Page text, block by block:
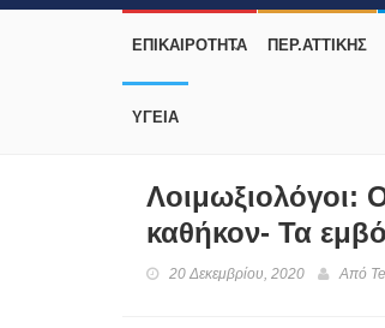
ΕΠΙΚΑΙΡΟΤΗΤΑ ΠΕΡ.ΑΤΤΙΚΗΣ
ΥΓΕΙΑ
Λοιμωξιολόγοι:
καθήκον- Τα
20 Δεκεμβρίου, 2020 Από